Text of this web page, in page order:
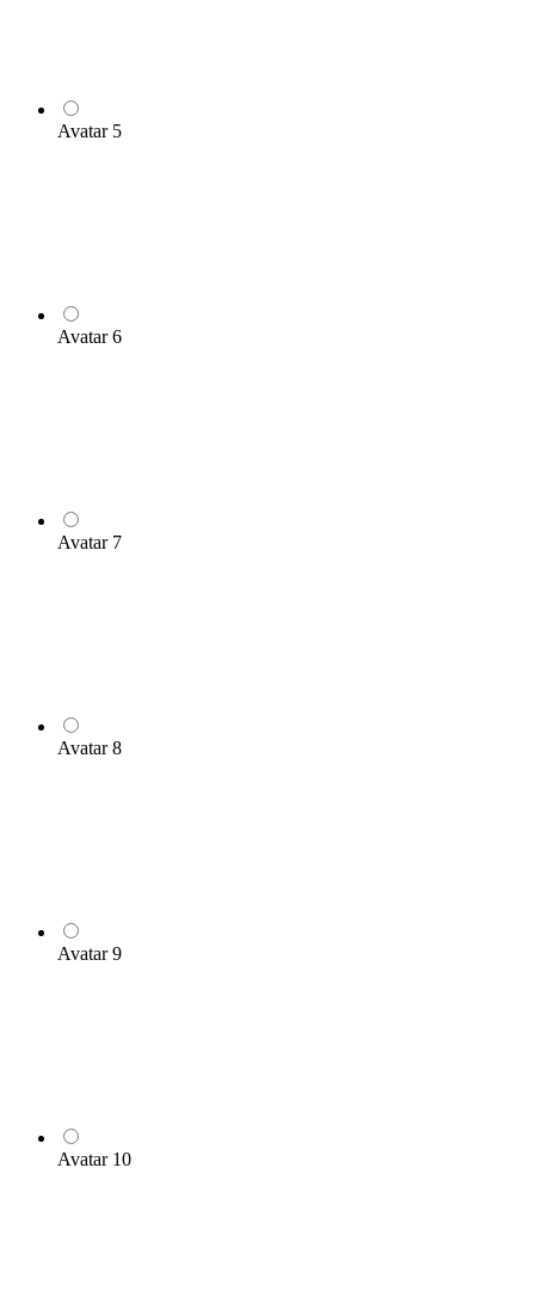
Avatar 5
Avatar 6
Avatar 7
Avatar 8
Avatar 9
Avatar 10